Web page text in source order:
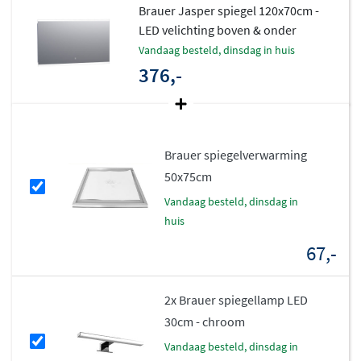
donker goed zichtbaar is
Uit te breiden met
spiegelverwarming
Geschikt voor losse spiegelverwarming, apart
Let op: spiegelverwarming kan niet via de
touchknop worden bediend
Verkrijgbaar in 8 formaten (b x d x h
118 x 3,5 x 70
Brauer Jasper spiegel 120x70cm -
LED velichting boven & onder
vandaag besteld, dinsdag in huis
376,-
Brauer spiegelverwarming
50x75cm
vandaag besteld, dinsdag in
huis
67,-
2x Brauer spiegellamp LED
30cm - chroom
vandaag besteld, dinsdag in